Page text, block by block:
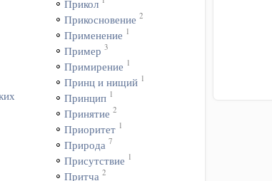
Прикол
Прикосновение 2
Применение 1
Пример 3
Примирение 1
Принц и нищий 1
Принцип 1
Принятие 2
Приоритет 1
Природа 7
Присутствие 1
Притча 2